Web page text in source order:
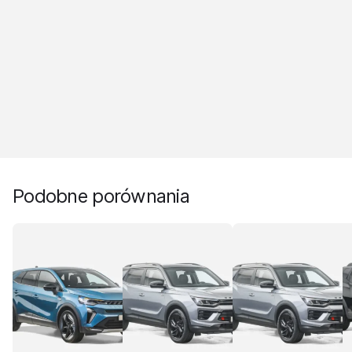
Podobne porównania